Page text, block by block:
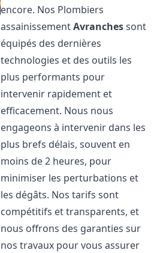
encore. Nos Plombiers
assainissementAvranchessont
équipés des dernières
technologies et des outils les
plus performants pour
intervenir rapidement et
efficacement. Nous nous
engageons à intervenir dans les
plus brefs délais, souvent en
moins de 2 heures, pour
minimiser les perturbations et
les dégâts. Nos tarifs sont
compétitifs et transparents, et
nous offrons des garanties sur
nos travaux pour vous assurer